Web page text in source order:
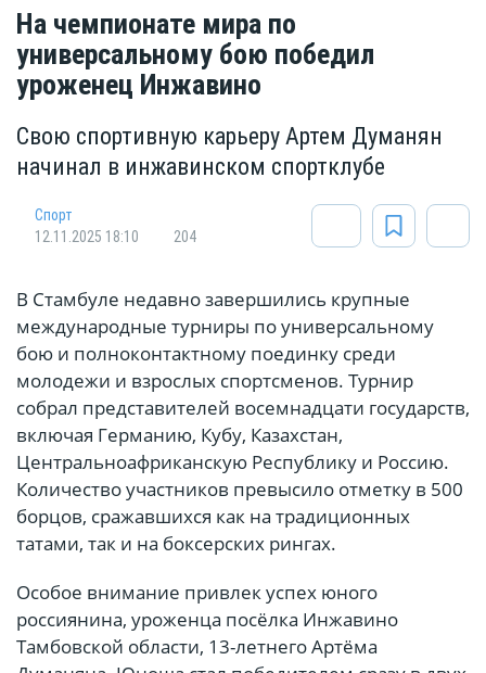
На чемпионате мира по
универсальному бою победил
уроженец Инжавино
Свою спортивную карьеру Артем Думанян
начинал в инжавинском спортклубе
Спорт
12.11.2025 18:10
204
В Стамбуле недавно завершились крупные
международные турниры по универсальному
бою и полноконтактному поединку среди
молодежи и взрослых спортсменов. Турнир
собрал представителей восемнадцати государств,
включая Германию, Кубу, Казахстан,
Центральноафриканскую Республику и Россию.
Количество участников превысило отметку в 500
борцов, сражавшихся как на традиционных
татами, так и на боксерских рингах.
Особое внимание привлек успех юного
россиянина, уроженца посёлка Инжавино
Тамбовской области, 13-летнего Артёма